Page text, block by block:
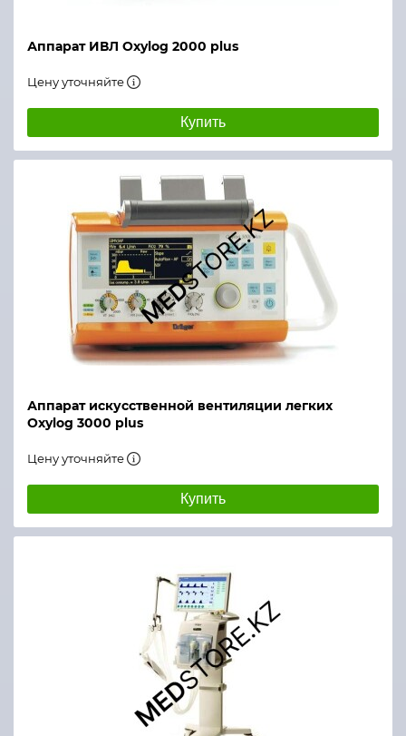
Аппарат ИВЛ Oxylog 2000 plus
Цену уточняйте
Купить
Аппарат искусственной вентиляции легких
Oxylog 3000 plus
Цену уточняйте
Купить